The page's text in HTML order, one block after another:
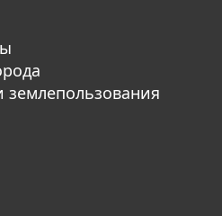
землепользования